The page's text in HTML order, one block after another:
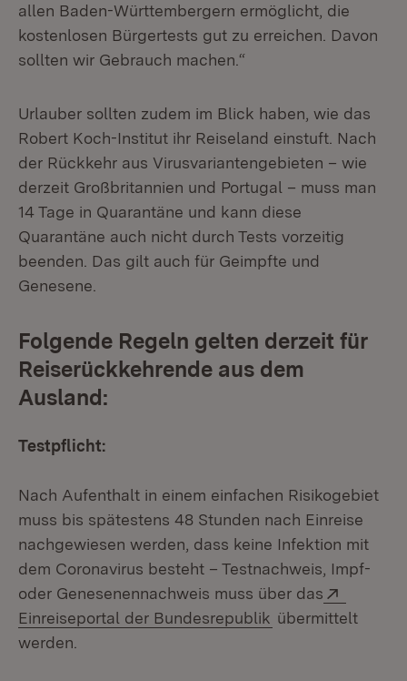
allen Baden-Württembergern ermöglicht, die
kostenlosen Bürgertests gut zu erreichen. Davon
sollten wir Gebrauch machen.“
Urlauber sollten zudem im Blick haben, wie das
Robert Koch-Institut ihr Reiseland einstuft. Nach
der Rückkehr aus Virusvariantengebieten – wie
derzeit Großbritannien und Portugal – muss man
14 Tage in Quarantäne und kann diese
Quarantäne auch nicht durch Tests vorzeitig
beenden. Das gilt auch für Geimpfte und
Genesene.
Folgende Regeln gelten derzeit für
Reiserückkehrende aus dem
Ausland:
Testpflicht:
Nach Aufenthalt in einem einfachen Risikogebiet
muss bis spätestens 48 Stunden nach Einreise
nachgewiesen werden, dass keine Infektion mit
dem Coronavirus besteht – Testnachweis, Impf-
oder Genesenennachweis muss über das
Einreiseportal der Bundesrepublik (Öffnet in neuem
übermittelt
werden.